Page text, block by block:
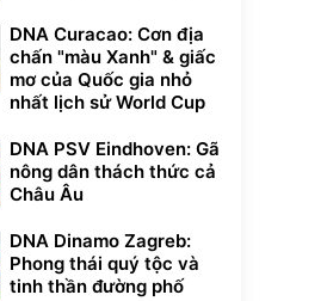
DNA Curacao: Cơn địa
chấn "màu Xanh" & giấc
mơ của Quốc gia nhỏ
nhất lịch sử World Cup
DNA PSV Eindhoven: Gã
nông dân thách thức cả
Châu Âu
DNA Dinamo Zagreb:
Phong thái quý tộc và
tinh thần đường phố